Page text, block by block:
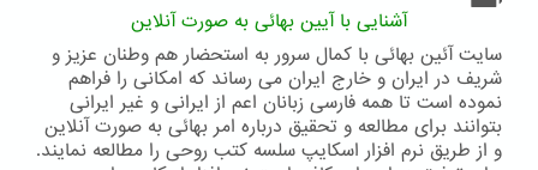
سحر"
آشنایی با آیین بهائی به صورت آنلاین
سایت آئین بهائی با کمال سرور به استحضار هم وطنان عزیز و
شریف در ایران و خارج ایران می رساند که امکانی را فراهم
نموده است تا همه فارسی زبانان اعم از ایرانی و غیر ایرانی
بتوانند برای مطالعه و تحقیق درباره امر بهائی به صورت آنلاین
و از طریق نرم افزار اسکایپ سلسه کتب روحی را مطالعه نمایند.